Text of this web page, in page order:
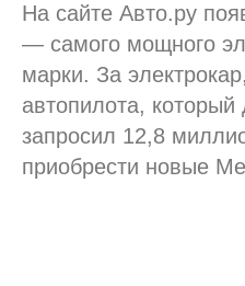
На сайте Авто.ру
— самого мощного
марки. За
автопилота,
запросил 12,8
приобрести новые